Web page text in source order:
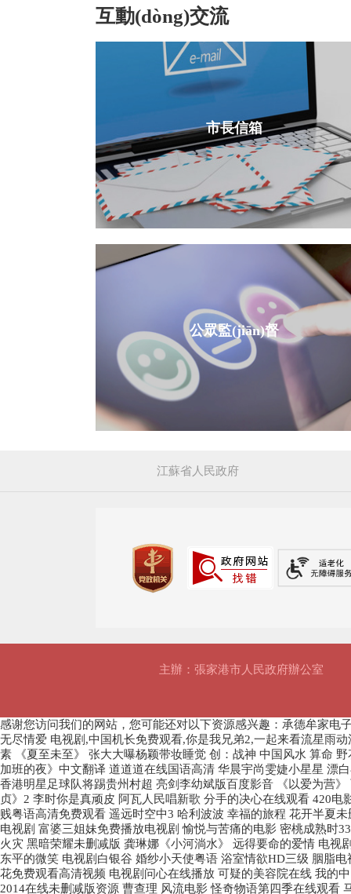
互動(dòng)交流
市長信箱
公眾監(jiān)督
江蘇省人民政府
主辦：張家港市人民政府辦公室
感谢您访问我们的网站，您可能还对以下资源感兴趣：承德牟家电
无尽情爱 电视剧,中国机长免费观看,你是我兄弟2,一起来看流星雨
素 《夏至未至》 张大大曝杨颖带妆睡觉 创：战神 中国风水 算命
加班的夜》中文翻译 道道道在线国语高清 华晨宇尚雯婕小星星 漂
香港明星足球队将踢贵州村超 亮剑李幼斌版百度影音 《以爱为营
贞》2 李时你是真顽皮 阿瓦人民唱新歌 分手的决心在线观看 420
贱粤语高清免费观看 遥远时空中3 哈利波波 幸福的旅程 花开半夏
电视剧 富婆三姐妹免费播放电视剧 愉悦与苦痛的电影 密桃成熟时
火灾 黑暗荣耀未删减版 龚琳娜《小河淌水》 远得要命的爱情 电
东平的微笑 电视剧白银谷 婚纱小天使粤语 浴室情欲HD三级 胭脂
花免费观看高清视频 电视剧问心在线播放 可疑的美容院在线 我的
2014在线未删减版资源 曹查理 风流电影 怪奇物语第四季在线观看